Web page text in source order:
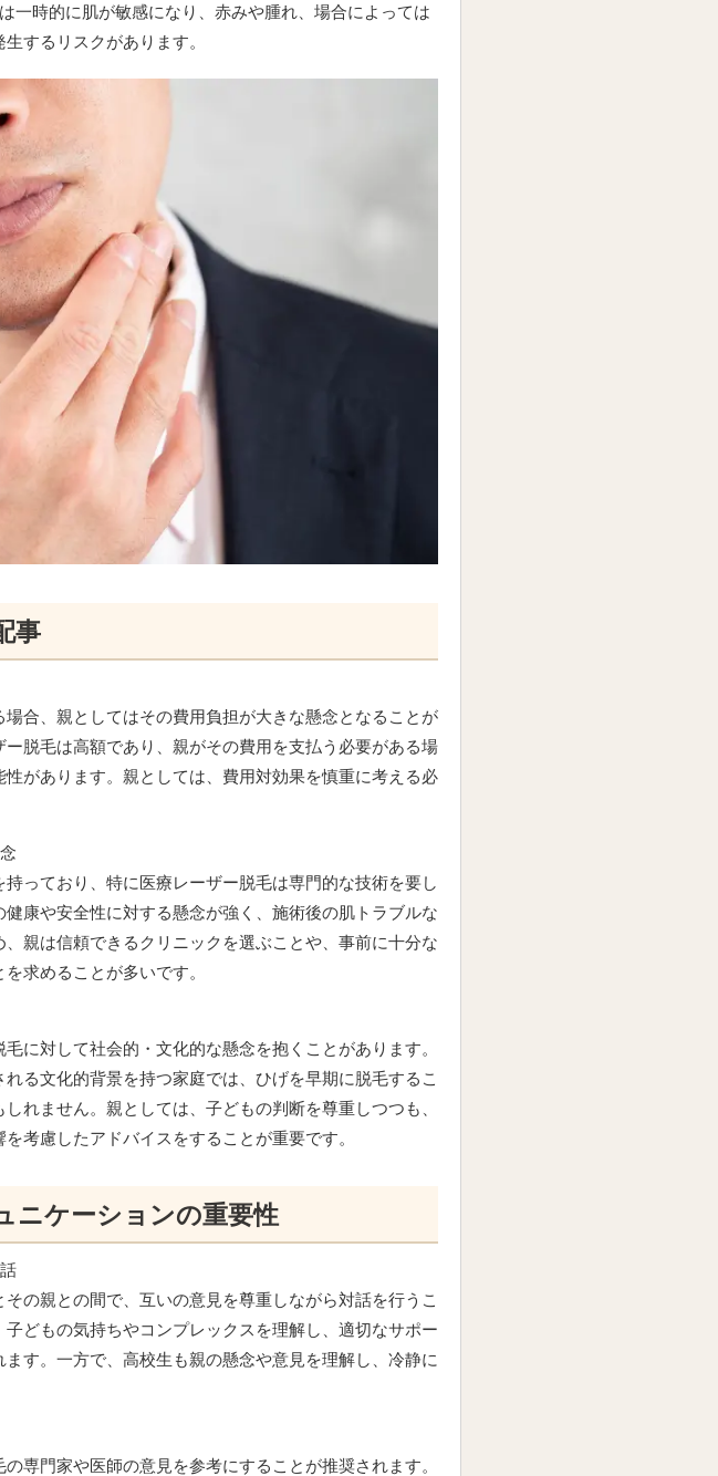
一時的に肌が敏感になり、赤みや腫れ、場合によっては
するリスクがあります。
事
合、親としてはその費用負担が大きな懸念となることが
脱毛は高額であり、親がその費用を支払う必要がある場
があります。親としては、費用対効果を慎重に考える必
っており、特に医療レーザー脱毛は専門的な技術を要し
健康や安全性に対する懸念が強く、施術後の肌トラブルな
親は信頼できるクリニックを選ぶことや、事前に十分な
求めることが多いです。
に対して社会的・文化的な懸念を抱くことがあります。
る文化的背景を持つ家庭では、ひげを早期に脱毛するこ
れません。親としては、子どもの判断を尊重しつつも、
考慮したアドバイスをすることが重要です。
ニケーションの重要性
の親との間で、互いの意見を尊重しながら対話を行うこ
どもの気持ちやコンプレックスを理解し、適切なサポー
ます。一方で、高校生も親の懸念や意見を理解し、冷静に
専門家や医師の意見を参考にすることが推奨されます。